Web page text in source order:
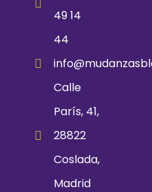
49 14
44
Calle
París, 41,
28822
Coslada,
Madrid